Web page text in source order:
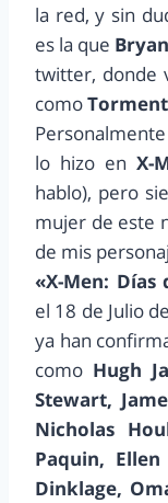
la red, y sin
es la que
twitter, donde
como
lo hizo en X-
hablo), pero
mujer de este
de mis
«X-Men:
el 18 de Julio
ya han
como Hugh
Stewart,
Nicholas
Paquin,
Dinklage,